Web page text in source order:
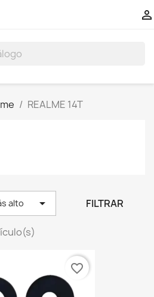

REALME 14T
alto  FILTRAR
favorite_border